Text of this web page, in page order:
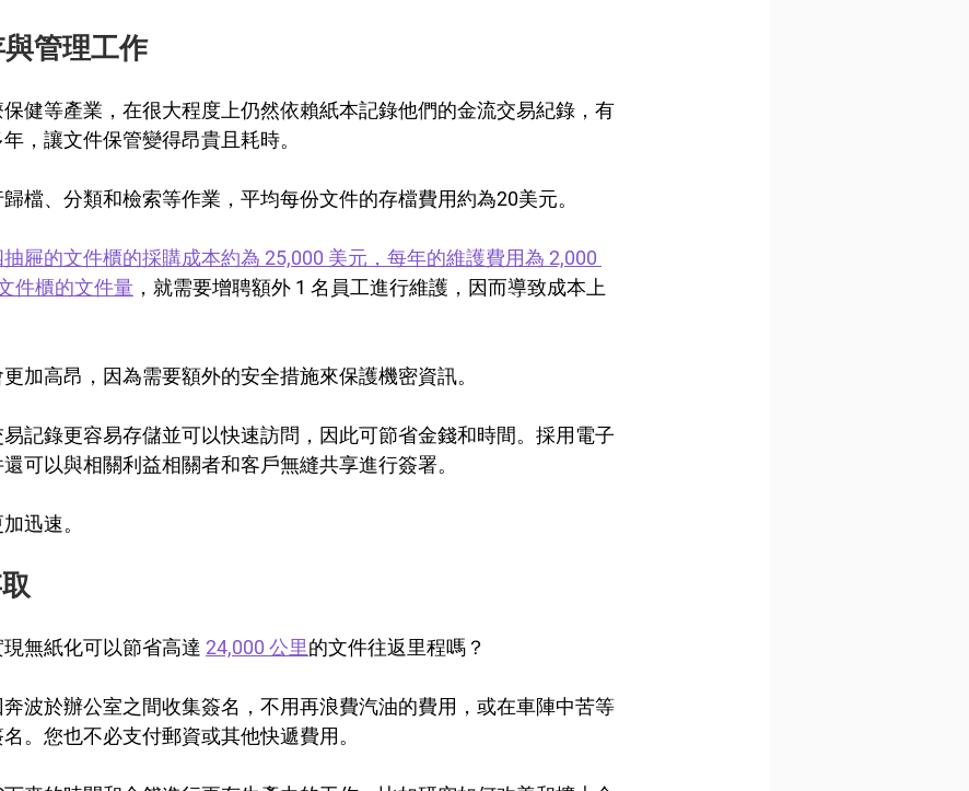
管理工作
健等產業，在很大程度上仍然依賴紙本記錄他們的金流交易紀錄，有
，讓文件保管變得昂貴且耗時。
檔、分類和檢索等作業，平均每份文件的存檔費用約為20美元。
屜的文件櫃的採購成本約為 25,000 美元，每年的維護費用為 2,000
件櫃的文件量 ，就需要增聘額外 1 名員工進行維護，因而導致成本上
加高昂，因為需要額外的安全措施來保護機密資訊。
記錄更容易存儲並可以快速訪問，因此可節省金錢和時間。採用電子
可以與相關利益相關者和客戶無縫共享進行簽署。
迅速。
無紙化可以節省高達 24,000 公里的文件往返里程嗎？
波於辦公室之間收集簽名，不用再浪費汽油的費用，或在車陣中苦等
。您也不必支付郵資或其他快遞費用。